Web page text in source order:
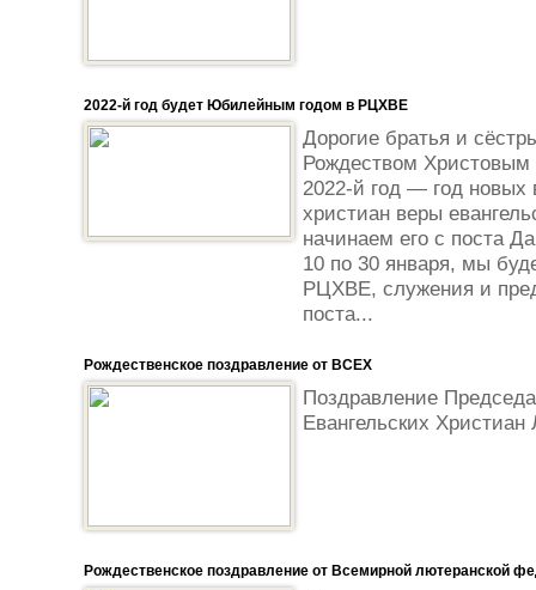
2022-й год будет Юбилейным годом в РЦХВЕ
Дорогие братья и
Рождеством
2022-й год — год новых
христиан веры
начинаем его с поста
10 по 30 января, мы
РЦХВЕ, служения и
поста...
Рождественское поздравление от ВСЕХ
Поздравление
Евангельских Христиан
Рождественское поздравление от Всемирной лютеранской